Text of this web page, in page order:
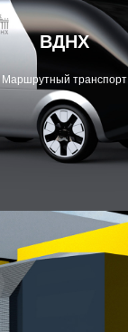
ВДНХ
Маршрутный транспорт